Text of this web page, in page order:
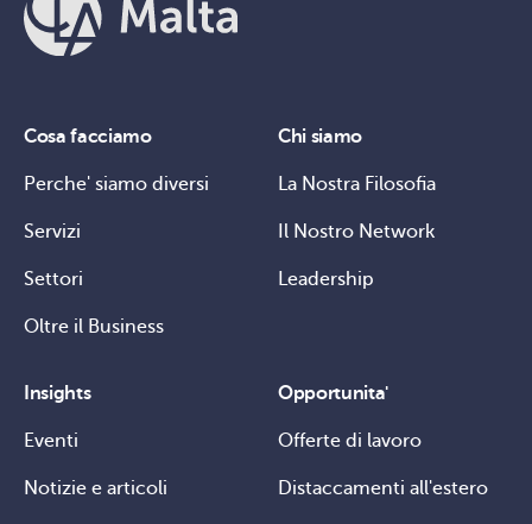
Cosa facciamo
Perche' siamo diversi
Servizi
Settori
Oltre il Business
Chi siamo
La Nostra Filosofia
Il Nostro Network
Leadership
Insights
Eventi
Notizie e articoli
Opportunita'
Offerte di lavoro
Distaccamenti all'estero